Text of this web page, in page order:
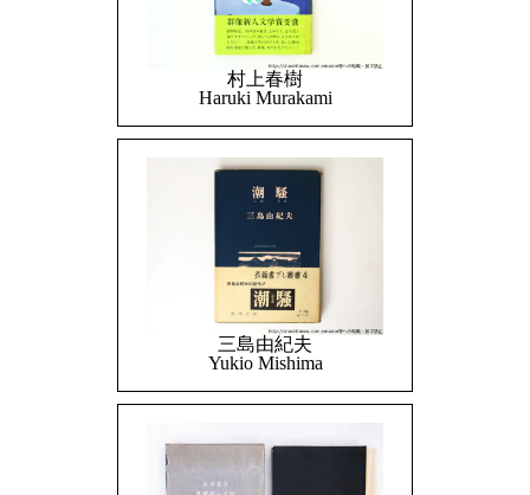
村上春樹
Haruki Murakami
三島由紀夫
Yukio Mishima